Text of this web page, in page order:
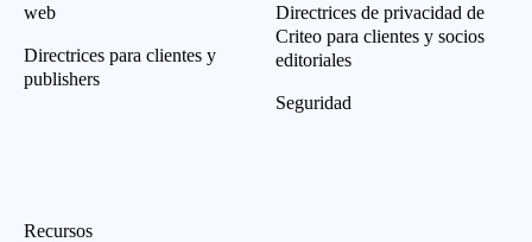
web
Directrices para clientes y
publishers
Directrices de privacidad de
Criteo para clientes y socios
editoriales
Seguridad
Recursos